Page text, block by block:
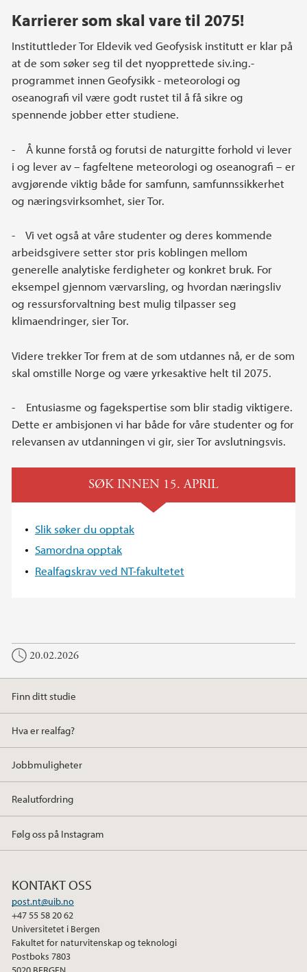
Karrierer som skal vare til 2075!
Instituttleder Tor Eldevik ved Geofysisk institutt er klar på
at de som søker seg til det nyopprettede siv.ing.-
programmet innen Geofysikk - meteorologi og
oseanografi vil være godt rustet til å få sikre og
spennende jobber etter studiene.
- Å kunne forstå og forutsi de naturgitte forhold vi lever
i og lever av – fagfeltene meteorologi og oseanografi – er
avgjørende viktig både for samfunn, samfunnssikkerhet
og næringsvirksomhet, sier Tor.
- Vi vet også at våre studenter og deres kommende
arbeidsgivere setter stor pris koblingen mellom
generelle analytiske ferdigheter og konkret bruk. For
eksempel gjennom værvarsling, og hvordan næringsliv
og ressursforvaltning best mulig tilpasser seg
klimaendringer, sier Tor.
Videre trekker Tor frem at de som utdannes nå, er de som
skal omstille Norge og være yrkesaktive helt til 2075.
- Entusiasme og fagekspertise som blir stadig viktigere.
Dette er ambisjonen vi har både for våre studenter og for
relevansen av utdanningen vi gir, sier Tor avslutningsvis.
SØK INNEN 15. APRIL
Slik søker du opptak
Samordna opptak
Realfagskrav ved NT-fakultetet
20.02.2026
Finn ditt studie
Hva er realfag?
Jobbmuligheter
Realutfordring
Følg oss på Instagram
KONTAKT OSS
post.nt@uib.no
+47 55 58 20 62
Universitetet i Bergen
Fakultet for naturvitenskap og teknologi
Postboks 7803